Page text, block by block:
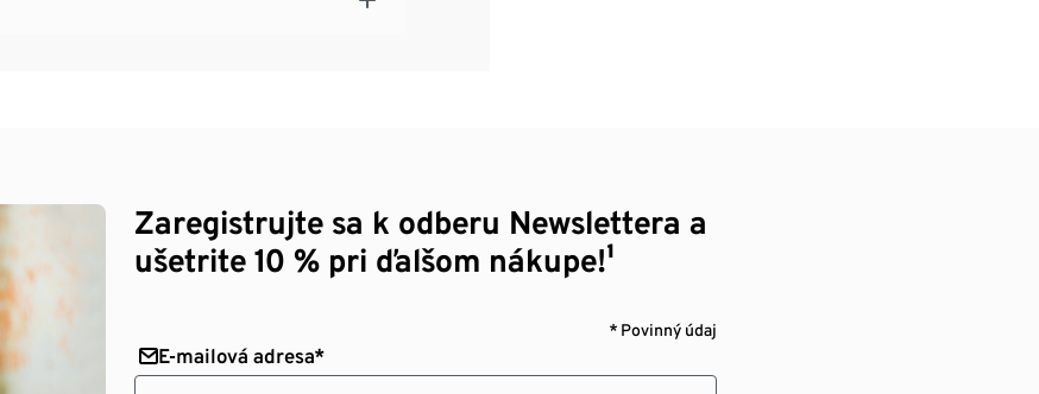
Zaregistrujte sa k odberu Newslettera a
ušetrite 10 % pri ďalšom nákupe!¹
* Povinný údaj
E-mailová adresa*